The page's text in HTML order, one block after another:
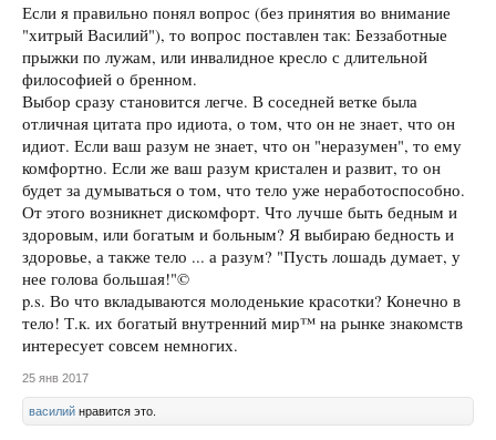
Если я правильно понял вопрос (без принятия во внимание
"хитрый Василий"), то вопрос поставлен так: Беззаботные
прыжки по лужам, или инвалидное кресло с длительной
философией о бренном.
Выбор сразу становится легче. В соседней ветке была
отличная цитата про идиота, о том, что он не знает, что он
идиот. Если ваш разум не знает, что он "неразумен", то ему
комфортно. Если же ваш разум кристален и развит, то он
будет за думываться о том, что тело уже неработоспособно.
От этого возникнет дискомфорт. Что лучше быть бедным и
здоровым, или богатым и больным? Я выбираю бедность и
здоровье, а также тело ... а разум? "Пусть лошадь думает, у
нее голова большая!"©
p.s. Во что вкладываются молоденькие красотки? Конечно в
тело! Т.к. их богатый внутренний мир™ на рынке знакомств
интересует совсем немногих.
25 янв 2017
василий нравится это.